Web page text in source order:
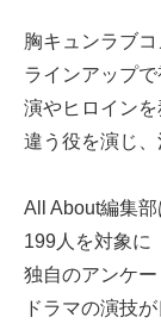
胸キュンラブ
ラインアップ
演やヒロイン
違う役を演じ、
All About編集
199人を対象に
独自のアンケ
ドラマの演技